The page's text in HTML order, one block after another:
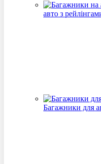
авто з
Багажники для